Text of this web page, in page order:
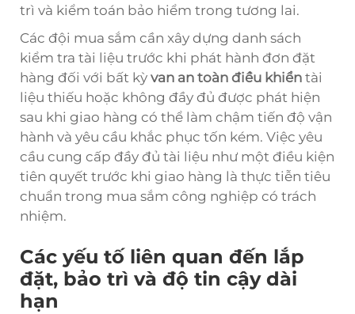
trì và kiểm toán bảo hiểm trong tương lai.
Các đội mua sắm cần xây dựng danh sách
kiểm tra tài liệu trước khi phát hành đơn đặt
hàng đối với bất kỳ van an toàn điều khiển tài
liệu thiếu hoặc không đầy đủ được phát hiện
sau khi giao hàng có thể làm chậm tiến độ vận
hành và yêu cầu khắc phục tốn kém. Việc yêu
cầu cung cấp đầy đủ tài liệu như một điều kiện
tiên quyết trước khi giao hàng là thực tiễn tiêu
chuẩn trong mua sắm công nghiệp có trách
nhiệm.
Các yếu tố liên quan đến lắp
đặt, bảo trì và độ tin cậy dài
hạn